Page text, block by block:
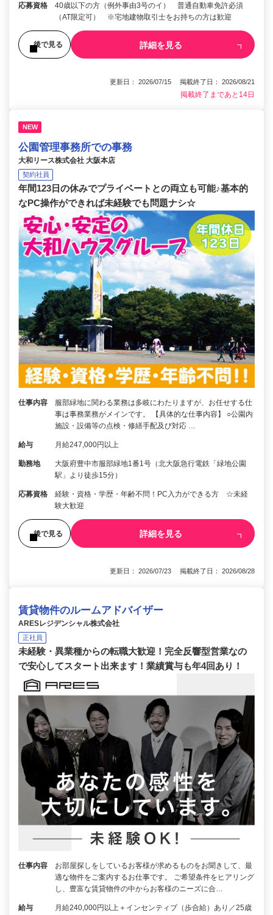
応募資格
40歳以下の方（例外事由3号のイ） 普通自動車免許必須
（AT限定可） ※宅地建物取引士をお持ちの方は歓迎
後で見る 詳細を見る
更新日： 2026/07/15 掲載終了日： 2026/08/21
掲載終了まであと14日
NEW
公園管理事務所での事務
大和リース株式会社 大阪本店
契約社員
年間123日の休みでプライベートとの両立も可能♪基本的
なPC操作ができれば未経験でも問題ナシ☆
仕事内容
服部緑地に関わる業務は多岐にわたりますが、お任せする仕
事は事務業務がメインです。 【具体的な仕事内容】 ○公園内
施設・設備等の点検・修繕手配及び対応 …
給与 月給247,000円以上
勤務地
大阪府豊中市服部緑地1番1号（北大阪急行電鉄「緑地公園
駅」より徒歩15分）
応募資格
経験・資格・学歴・年齢不問！PC入力ができる方 ☆未経
験大歓迎
後で見る 詳細を見る
更新日： 2026/07/23 掲載終了日： 2026/08/28
賃貸物件のルームアドバイザー
ARESレジデンシャル株式会社
正社員
未経験・異業種からの転職大歓迎！完全反響型営業なの
で安心してスタート出来ます！業績賞与も年4回あり！
仕事内容
お部屋探しをしているお客様が求めるものをお聞きして、最
適な物件をご案内するお仕事です。 ご希望条件をヒアリング
し、豊富な賃貸物件の中からお客様のニーズに合…
給与
月給240,000円以上＋インセンティブ（歩合給）あり／25歳